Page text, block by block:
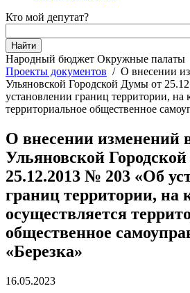
Кто мой депутат?
Народный бюджет Окружные палаты
Проекты документов / О внесении
Ульяновской Городской Думы от
установлении границ территории, на
территориальное общественное
О внесении изменений
Ульяновской
25.12.2013 № 203 «Об
границ территории, на
осуществляется
общественное
«Березка»
16.05.2023